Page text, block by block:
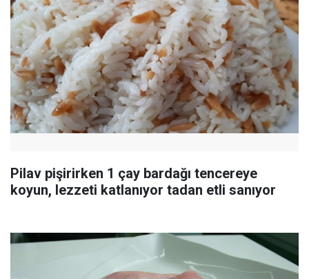
Pilav pişirirken 1 çay bardağı tencereye
koyun, lezzeti katlanıyor tadan etli sanıyor